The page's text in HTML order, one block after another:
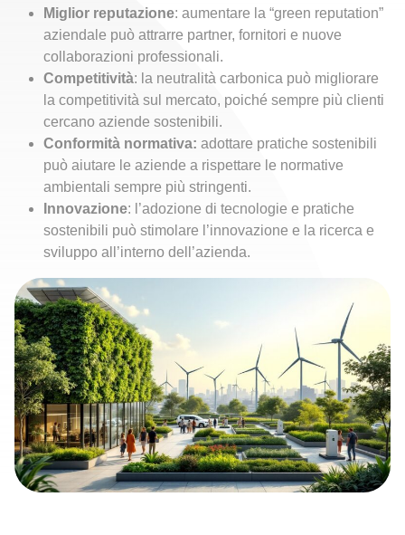
Miglior reputazione: aumentare la “green reputation”
aziendale può attrarre partner, fornitori e nuove
collaborazioni professionali.
Competitività: la neutralità carbonica può migliorare
la competitività sul mercato, poiché sempre più clienti
cercano aziende sostenibili.
Conformità normativa: adottare pratiche sostenibili
può aiutare le aziende a rispettare le normative
ambientali sempre più stringenti.
Innovazione: l’adozione di tecnologie e pratiche
sostenibili può stimolare l’innovazione e la ricerca e
sviluppo all’interno dell’azienda.